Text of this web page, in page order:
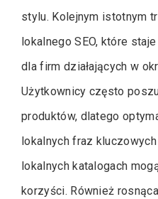
stylu. Kolejnym istotnym
lokalnego SEO, które
dla firm działających w
Użytkownicy często
produktów, dlatego
lokalnych fraz
lokalnych katalogach
korzyści. Również